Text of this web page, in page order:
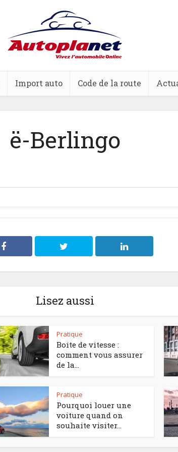
Import auto Code de la route
ë-Berlingo
Lisez aussi
Pratique
Boite de vitesse :
comment vous assurer
de la...
Pratique
Pourquoi louer une
voiture quand on
souhaite visiter...